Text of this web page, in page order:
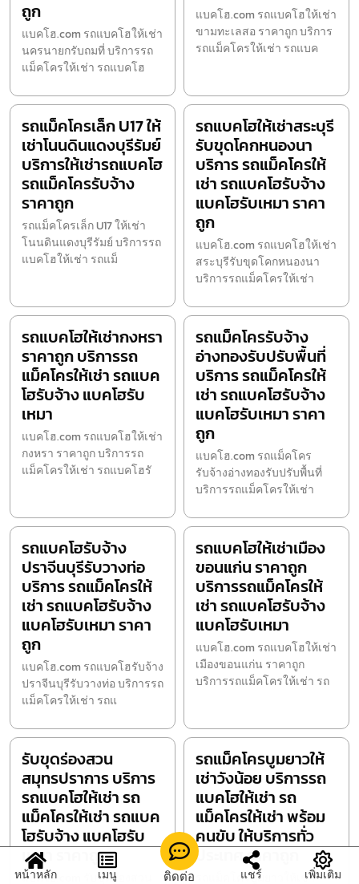
ถูก
แบคโฮ.com รถแบคโฮให้เช่า
นครนายกรับถมที่ บริการรถ
แม็คโครให้เช่า รถแบคโฮ
แบคโฮ.com รถแบคโฮให้เช่า
ขามทะเลสอ ราคาถูก บริการ
รถแม็คโครให้เช่า รถแบค
รถแม็คโครเล็ก U17 ให้
เช่าโนนดินแดงบุรีรัมย์
บริการให้เช่ารถแบคโฮ
รถแม็คโครรับจ้าง
ราคาถูก
รถแม็คโครเล็ก U17 ให้เช่า
โนนดินแดงบุรีรัมย์ บริการรถ
แบคโฮให้เช่า รถแม็
รถแบคโฮให้เช่าสระบุรี
รับขุดโคกหนองนา
บริการ รถแม็คโครให้
เช่า รถแบคโฮรับจ้าง
แบคโฮรับเหมา ราคา
ถูก
แบคโฮ.com รถแบคโฮให้เช่า
สระบุรีรับขุดโคกหนองนา
บริการรถแม็คโครให้เช่า
รถแบคโฮให้เช่ากงหรา
ราคาถูก บริการรถ
แม็คโครให้เช่า รถแบค
โฮรับจ้าง แบคโฮรับ
เหมา
แบคโฮ.com รถแบคโฮให้เช่า
กงหรา ราคาถูก บริการรถ
แม็คโครให้เช่า รถแบคโฮรั
รถแม็คโครรับจ้าง
อ่างทองรับปรับพื้นที่
บริการ รถแม็คโครให้
เช่า รถแบคโฮรับจ้าง
แบคโฮรับเหมา ราคา
ถูก
แบคโฮ.com รถแม็คโคร
รับจ้างอ่างทองรับปรับพื้นที่
บริการรถแม็คโครให้เช่า
รถแบคโฮรับจ้าง
ปราจีนบุรีรับวางท่อ
บริการ รถแม็คโครให้
เช่า รถแบคโฮรับจ้าง
แบคโฮรับเหมา ราคา
ถูก
แบคโฮ.com รถแบคโฮรับจ้าง
ปราจีนบุรีรับวางท่อ บริการรถ
แม็คโครให้เช่า รถแ
รถแบคโฮให้เช่าเมือง
ขอนแก่น ราคาถูก
บริการรถแม็คโครให้
เช่า รถแบคโฮรับจ้าง
แบคโฮรับเหมา
แบคโฮ.com รถแบคโฮให้เช่า
เมืองขอนแก่น ราคาถูก
บริการรถแม็คโครให้เช่า รถ
รับขุดร่องสวน
สมุทรปราการ บริการ
รถแบคโฮให้เช่า รถ
แม็คโครให้เช่า รถแบค
โฮรับจ้าง แบคโฮรับ
เหมา ราคาถูก
แบคโฮ.com รับขุดร่องสวน
รถแม็คโครบูมยาวให้
เช่าวังน้อย บริการรถ
แบคโฮให้เช่า รถ
แม็คโครให้เช่า พร้อม
คนขับ ให้บริการทั่ว
ประเทศ ราคาถูก
รถแม็คโครบูมยาวให้เช่า
หน้าหลัก เมนู ติดต่อ แชร์ เพิ่มเติม